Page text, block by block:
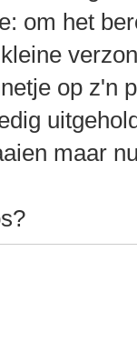
om het
op z'n
maar